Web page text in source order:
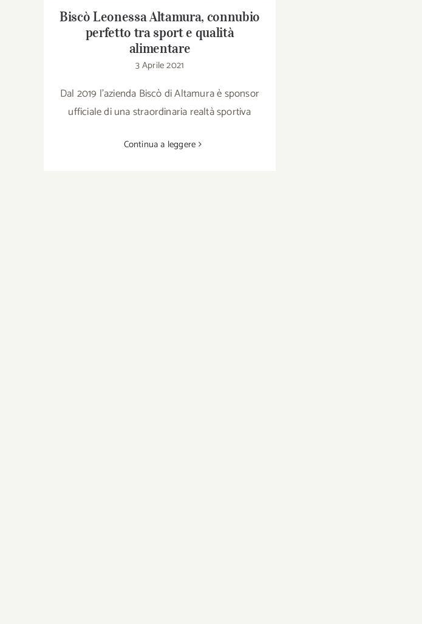
Biscò Leonessa Altamura, connubio
perfetto tra sport e qualità
alimentare
3 Aprile 2021
Dal 2019 l’azienda Biscò di Altamura è sponsor
ufficiale di una straordinaria realtà sportiva
Continua a leggere